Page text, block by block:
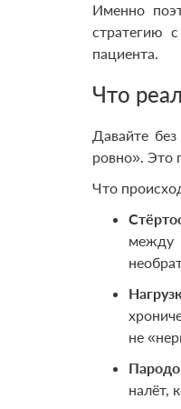
Именно
стратегию
пациента.
Что
Давайте
ровно». Это
Что
между
не
налёт,